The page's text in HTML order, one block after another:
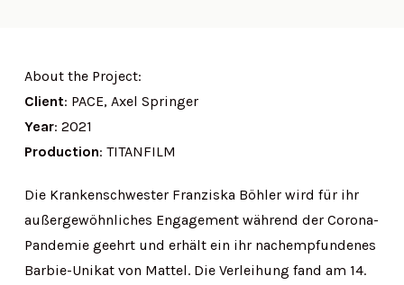
About the Project:
Client: PACE, Axel Springer
Year: 2021
Production: TITANFILM
Die Krankenschwester Franziska Böhler wird für ihr
außergewöhnliches Engagement während der Corona-
Pandemie geehrt und erhält ein ihr nachempfundenes
Barbie-Unikat von Mattel. Die Verleihung fand am 14.